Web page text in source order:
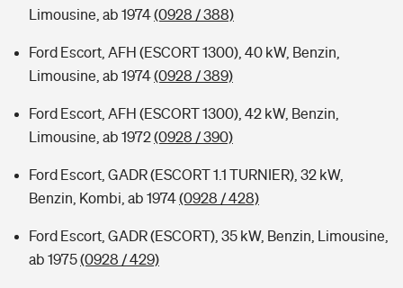
Limousine, ab 1974(0928 / 388)
Ford Escort, AFH (ESCORT 1300), 40 kW, Benzin,
Limousine, ab 1974(0928 / 389)
Ford Escort, AFH (ESCORT 1300), 42 kW, Benzin,
Limousine, ab 1972(0928 / 390)
Ford Escort, GADR (ESCORT 1.1 TURNIER), 32 kW,
Benzin, Kombi, ab 1974(0928 / 428)
Ford Escort, GADR (ESCORT), 35 kW, Benzin, Limousine,
ab 1975(0928 / 429)